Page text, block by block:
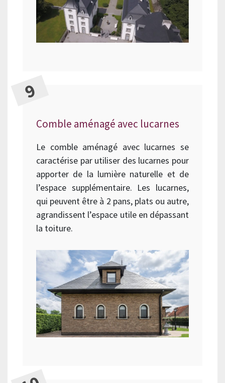
Comble aménagé avec lucarnes
Le comble aménagé avec lucarnes se
caractérise par utiliser des lucarnes pour
apporter de la lumière naturelle et de
l’espace supplémentaire. Les lucarnes,
qui peuvent être à 2 pans, plats ou autre,
agrandissent l’espace utile en dépassant
la toiture.